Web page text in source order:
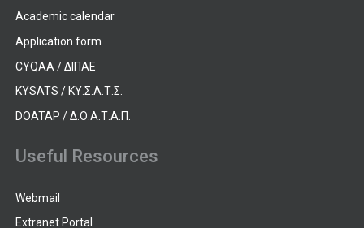
Academic calendar
Application form
CYQAA / ΔΙΠΑΕ
KYSATS / ΚΥ.Σ.Α.Τ.Σ.
DOATAP / Δ.Ο.Α.Τ.Α.Π.
Useful Resources
Webmail
Extranet Portal